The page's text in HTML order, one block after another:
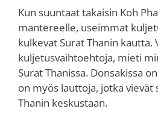
Kun suuntaat takaisin Koh
mantereelle, useimmat
kulkevat Surat Thanin kautta.
kuljetusvaihtoehtoja, mieti
Surat Thanissa. Donsakissa
on myös lauttoja, jotka vievät
Thanin keskustaan.